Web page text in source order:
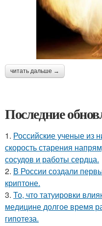
читать дальше →
Последние
1. Российские ученые из
скорость старения
сосудов и работы сердца.
2. В России создали
криптоне.
3. То, что татуировки
медицине долгое время
гипотеза.